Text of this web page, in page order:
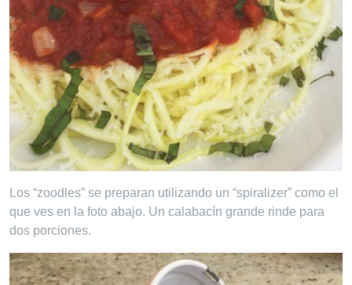
Los “zoodles” se preparan utilizando un “spiralizer” como el
que ves en la foto abajo. Un calabacín grande rinde para
dos porciones.